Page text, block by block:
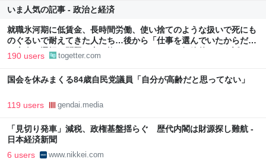
いま人気の記事 - 政治と経済
就職氷河期に低賃金、長時間労働、使い捨てのような扱いで死にも
のぐるいで耐えてきた人たち…後から「仕事を選んでいたからだ」
と本人の選択の問題に書き換えるのはあまりに短絡的という話
190 users togetter.com
国会を休みまくる84歳自民党議員「自分が高齢だと思ってない」
119 users gendai.media
「見切り発車」減税、政権基盤揺らぐ 歴代内閣は財源探し難航 -
日本経済新聞
6 users www.nikkei.com